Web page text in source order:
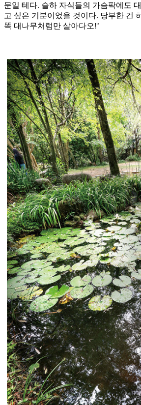
문일 테다. 슬하 자식들의 가슴팍에도
고 싶은 기분이었을 것이다. 당부한 건
똑 대나무처럼만 살아다오!’